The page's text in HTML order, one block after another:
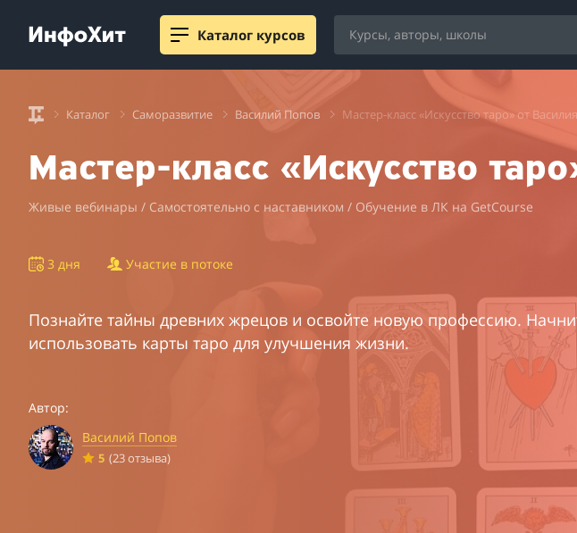
Каталог курсов
Каталог Саморазвитие Василий Попов Мастер-класс «Искусство таро» от
Мастер-класс «Искусство
Живые вебинары / Самостоятельно с наставником / Обучение в ЛК на GetCourse
3 дня Участие в потоке
Познайте тайны древних жрецов и освойте новую профессию.
использовать карты таро для улучшения жизни.
Автор:
Василий Попов
5 (23 отзыва)